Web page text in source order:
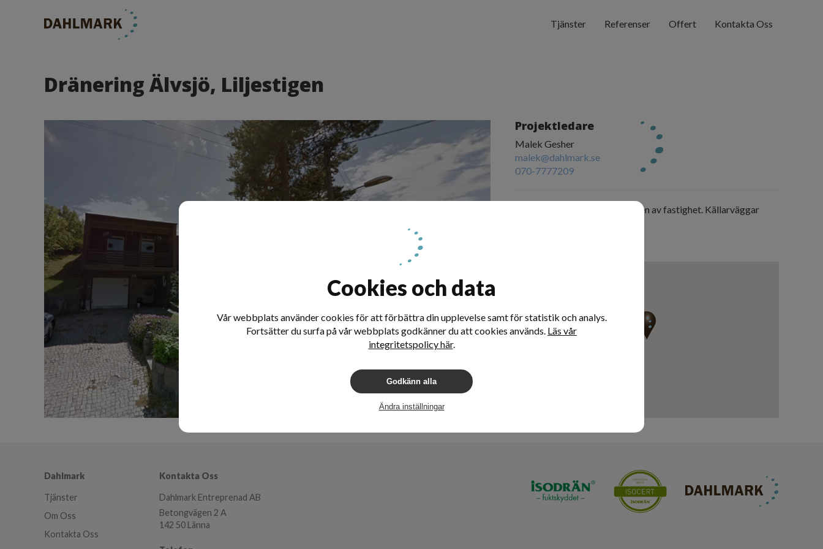
Tjänster Referenser Offert Kontakta Oss
Dränering Älvsjö, Liljestigen
Projektledare
Malek Gesher
malek@dahlmark.se
070-7777209
Dränering med isodrän metoden av fastighet. Källarväggar
Dahlmark
Tjänster
Om Oss
Kontakta Oss
Kontakta Oss
Dahlmark Entreprenad AB
Betongvägen 2 A
142 50 Länna
Cookies och data
Vår webbplats använder cookies för att förbättra din upplevelse samt för statistik och analys.
Fortsätter du surfa på vår webbplats godkänner du att cookies används. Läs vår
integritetspolicy här.
Godkänn alla
Ändra inställningar